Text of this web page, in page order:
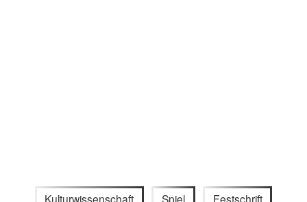
Kulturwissenschaft Spiel Festschrift